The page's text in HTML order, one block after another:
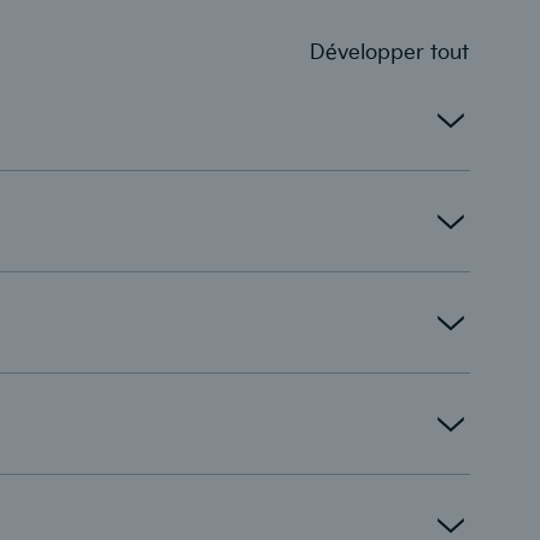
Développer tout